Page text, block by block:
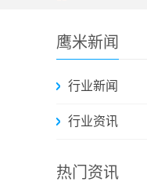
鹰米新闻
行业新闻
行业资讯
热门资讯